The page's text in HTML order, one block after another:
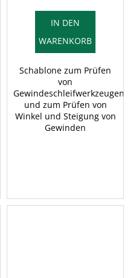
IN DEN
WARENKORB
Schablone zum Prüfen
von
Gewindeschleifwerkzeugen
und zum Prüfen von
Winkel und Steigung von
Gewinden